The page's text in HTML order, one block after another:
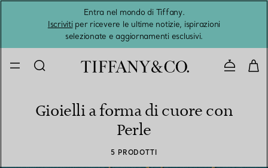
Entra nel mondo di Tiffany.
Iscrivitiper ricevere le ultime notizie, ispirazioni
selezionate e aggiornamenti esclusivi.
Gioielli a forma di cuore con
Perle
5 PRODOTTI